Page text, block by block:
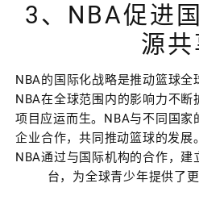
3、NBA促进
源共
NBA的国际化战略是推动篮球全
NBA在全球范围内的影响力不
项目应运而生。NBA与不同国家
企业合作，共同推动篮球的发展
NBA通过与国际机构的合作，
台，为全球青少年提供了